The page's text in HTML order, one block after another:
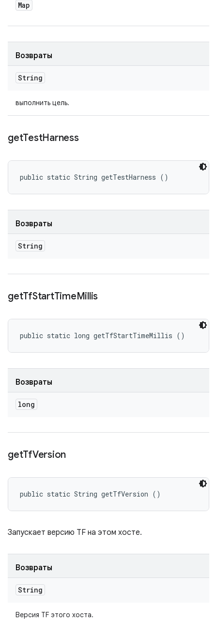
Map
Возвраты
String
выполнить цель.
getTestHarness
public static String getTestHarness ()
Возвраты
String
getTfStartTimeMillis
public static long getTfStartTimeMillis ()
Возвраты
long
getTfVersion
public static String getTfVersion ()
Запускает версию TF на этом хосте.
Возвраты
String
Версия TF этого хоста.